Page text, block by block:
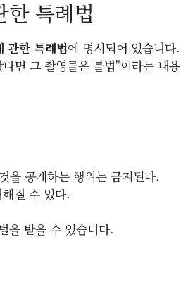
특례법
관한 특례법에 명시되어 있습니다.
면 그 촬영물은 불법"이라는 내용
을 공개하는 행위는 금지된다.
질 수 있다.
을 받을 수 있습니다.